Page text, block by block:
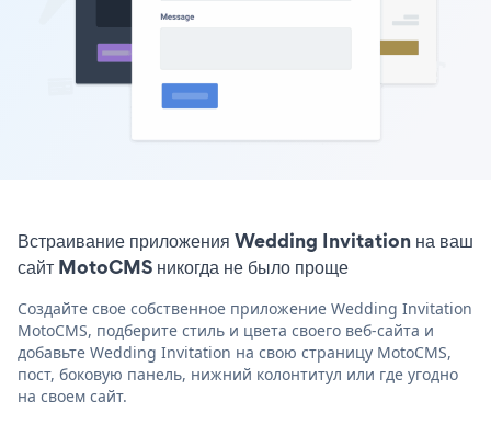
Встраивание приложения Wedding Invitation на ваш
сайт MotoCMS никогда не было проще
Создайте свое собственное приложение Wedding Invitation
MotoCMS, подберите стиль и цвета своего веб-сайта и
добавьте Wedding Invitation на свою страницу MotoCMS,
пост, боковую панель, нижний колонтитул или где угодно
на своем сайт.